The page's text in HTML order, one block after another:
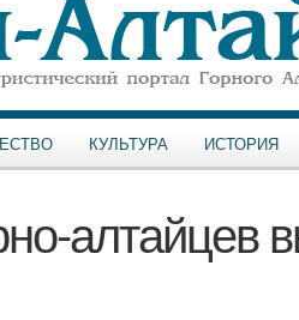
КУЛЬТУРА ИСТОРИЯ
алтайцев